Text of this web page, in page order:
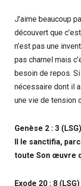
J’aime beaucoup
découvert que
n’est pas une
pas charnel mais
besoin de repos.
nécessaire dont il
une vie de tension
Genèse 2 : 3
Il le sanctifia,
toute Son œuvre
Exode 20 : 8